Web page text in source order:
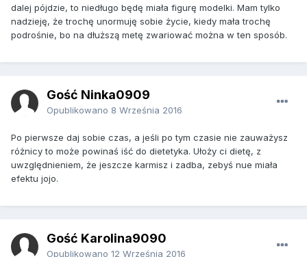
dalej pójdzie, to niedługo będę miała figurę modelki. Mam tylko
nadzieję, że trochę unormuję sobie życie, kiedy mała trochę
podrośnie, bo na dłuższą metę zwariować można w ten sposób.
Gość Ninka0909
Opublikowano 8 Września 2016
Po pierwsze daj sobie czas, a jeśli po tym czasie nie zauważysz
różnicy to może powinaś iść do dietetyka. Ułoży ci dietę, z
uwzględnieniem, że jeszcze karmisz i zadba, zebyś nue miała
efektu jojo.
Gość Karolina9090
Opublikowano 12 Września 2016